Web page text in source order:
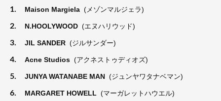
1. Maison Margiela (メゾンマルジェラ)
2. N.HOOLYWOOD (エヌハリウッド)
3. JIL SANDER (ジルサンダー)
4. Acne Studios (アクネストゥディオズ)
5. JUNYA WATANABE MAN (ジュンヤワタナベマン)
6. MARGARET HOWELL (マーガレットハウエル)